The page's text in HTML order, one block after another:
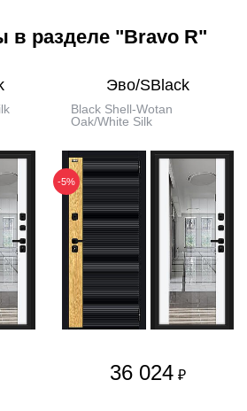
в разделе "Bravo R"
Эво/SBlack
Black Shell-Wotan
Oak/White Silk
-5%
36 024 ₽